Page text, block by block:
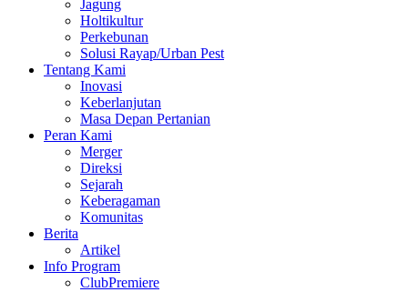
Jagung
Holtikultur
Perkebunan
Solusi Rayap/Urban Pest
Tentang Kami
Inovasi
Keberlanjutan
Masa Depan Pertanian
Peran Kami
Merger
Direksi
Sejarah
Keberagaman
Komunitas
Berita
Artikel
Info Program
ClubPremiere